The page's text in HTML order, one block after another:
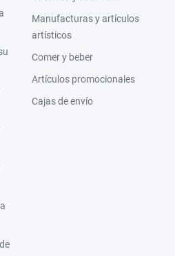
Manufacturas y artículos
artísticos
Comer y beber
Artículos promocionales
Cajas de envío